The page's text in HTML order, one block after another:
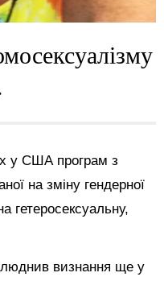
у США програм з
на зміну гендерної
гетеросексуальну,
визнання ще у